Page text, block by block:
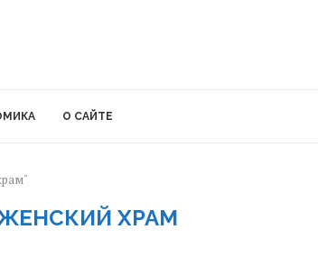
О САЙТЕ
ХРАМ